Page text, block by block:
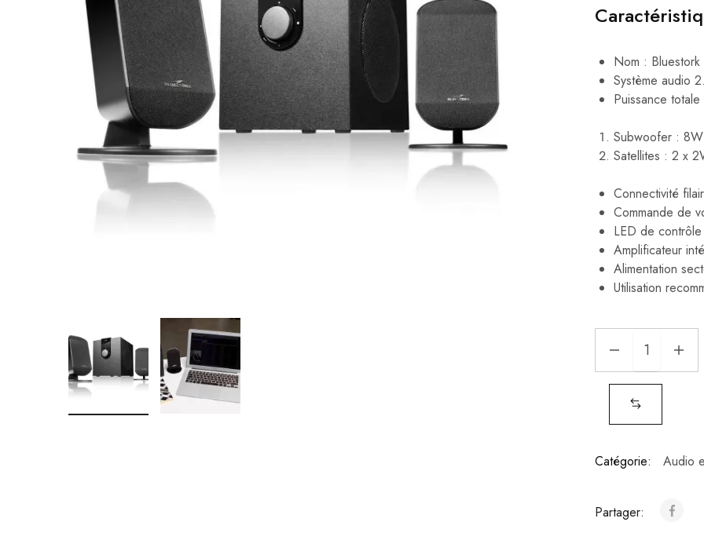
Clavier / Souris
Montres
Manette et controller
Boitier gamer
Accessoires informatiques
Système de securité
Nom : Bluestork
Système audio
Puissance
Subwoofer : 8W
Satellites : 2 x
Connectivité
Commande de
LED de
Amplificateur
Alimentation
Utilisation
Catégorie: Audio
Partager: